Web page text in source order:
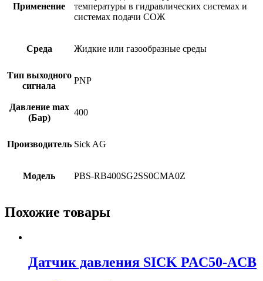
Применение
температуры в гидравлических системах и
системах подачи СОЖ
Среда Жидкие или газообразные среды
Тип выходного
сигнала
PNP
Давление max
(Бар)
400
Производитель Sick AG
Модель PBS-RB400SG2SS0CMA0Z
Похожие товары
Датчик давления SICK PAC50-ACB